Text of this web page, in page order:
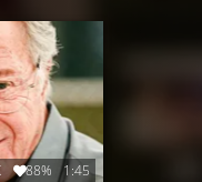
88% 1:45